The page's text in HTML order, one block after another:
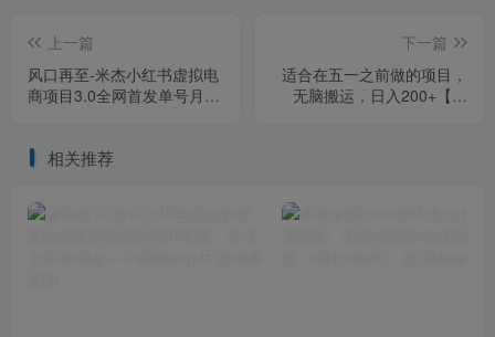
上一篇
风口再至-米杰小红书虚拟电
商项目3.0全网首发单号月收
下一篇
适合在五一之前做的项目，
无脑搬运，日入200+【揭
相关推荐